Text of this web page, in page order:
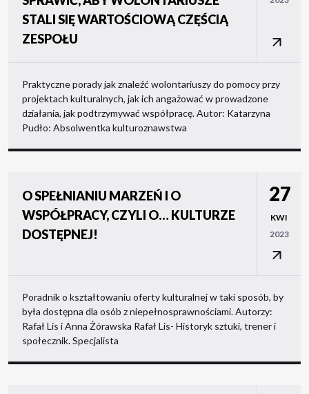
STALI SIĘ WARTOŚCIOWĄ CZĘŚCIĄ
ZESPOŁU
Praktyczne porady jak znaleźć wolontariuszy do pomocy przy
projektach kulturalnych, jak ich angażować w prowadzone
działania, jak podtrzymywać współpracę. Autor: Katarzyna
Pudło: Absolwentka kulturoznawstwa
O SPEŁNIANIU MARZEŃ I O
WSPÓŁPRACY, CZYLI O… KULTURZE
DOSTĘPNEJ!
27
KWI
2023
Poradnik o kształtowaniu oferty kulturalnej w taki sposób, by
była dostępna dla osób z niepełnosprawnościami. Autorzy:
Rafał Lis i Anna Żórawska Rafał Lis- Historyk sztuki, trener i
społecznik. Specjalista